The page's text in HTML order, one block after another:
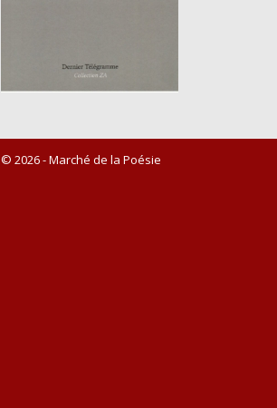
© 2026 - Marché de la Poésie